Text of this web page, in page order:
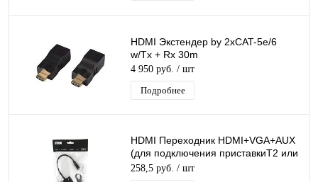
HDMI Экстендер by 2xCAT-5e/6
w/Tx + Rx 30m
4 950 руб. / шт
Подробнее
HDMI Переходник HDMI+VGA+AUX
(для подключения приставкиТ2 или
др. к монитору или проектору)
258,5 руб. / шт